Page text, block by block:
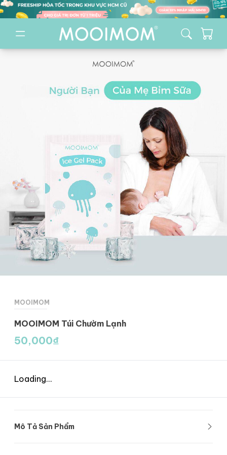
MOOIMOM
MOOIMOM Túi Chườm Lạnh
50,000₫
Loading...
Mô Tả Sản Phẩm